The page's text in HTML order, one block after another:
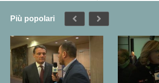
Più popolari